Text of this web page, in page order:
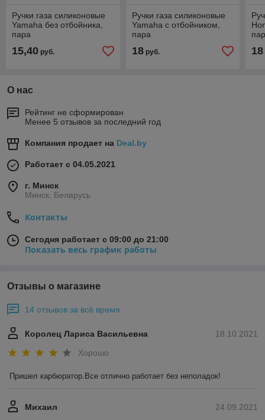
Ручки газа силиконовые
Yamaha без отбойника,
пара
15,40 руб.
Ручки газа силиконовые
Yamaha с отбойником,
пара
18руб. 18
О нас
Рейтинг не сформирован
Менее 5 отзывов за последний год
Компания продает на Deal.by
Работает с 04.05.2021
г. Минск
Минск, Беларусь
Контакты
Сегодня работает с 09:00 до 21:00
Показать весь график работы
Отзывы о магазине
14 отзывов за всё время
18.10.2021
Королец Лариса Васильевна
Хорошо
Пришел карбюратор.Все отлично работает без неполадок!
24.09.2021
Михаил